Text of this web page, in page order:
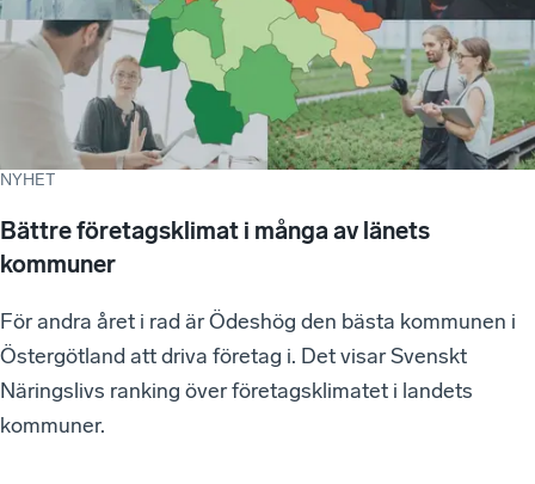
NYHET
Bättre företagsklimat i många av länets
kommuner
För andra året i rad är Ödeshög den bästa kommunen i
Östergötland att driva företag i. Det visar Svenskt
Näringslivs ranking över företagsklimatet i landets
kommuner.